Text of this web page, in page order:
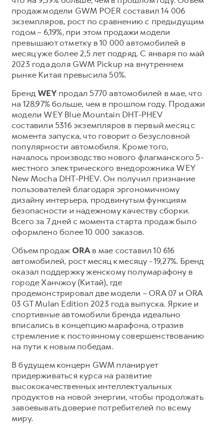
продаж модели GWM POER составил 14 006
экземпляров, рост по сравнению с предыдущим
годом – 6,19%, при этом продажи модели
превышают отметку в 10 000 автомобилей в
месяц уже более 2,5 лет подряд. С января по май
2023 года доля GWM Pickup на внутреннем
рынке Китая превысила 50%.
БрендWEYпродал 5770 автомобилей в мае, что
на 128,97% больше, чем в прошлом году. Продажи
модели WEY Blue Mountain DHT-PHEV
составили 5316 экземпляров в первый месяц с
момента запуска, что говорит о безусловной
популярности автомобиля. Кроме того,
началось производство нового флагманского 5-
местного электрического внедорожника WEY
New Mocha DHT-PHEV. Он получил признание
пользователей благодаря эргономичному
дизайну интерьера, продвинутым функциям
безопасности и надежному качеству сборки.
Всего за 7 дней с момента старта продаж было
оформлено более 10 000 заказов.
Объем продажORA в мае составил 10 616
автомобилей, рост месяц к месяцу - 19,27%. Бренд
оказал поддержку женскому полумарафону в
городе Ханчжоу (Китай), где
продемонстрировал две модели – ORA 07 и ORA
03 GT Mulan Edition 2023 года выпуска. Яркие и
спортивные автомобили бренда идеально
вписались в концепцию марафона, отразив
стремление к постоянному совершенствованию
на пути к новым победам.
В будущем концерн GWM планирует
придерживаться курса на развитие
высококачественных интеллектуальных
продуктов на новой энергии, чтобы продолжать
завоевывать доверие потребителей по всему
миру.